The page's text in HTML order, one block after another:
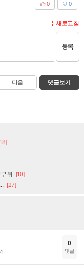
0
0
새로고침
등록
다음 댓글보기
위 [10]
[27]
0
댓글